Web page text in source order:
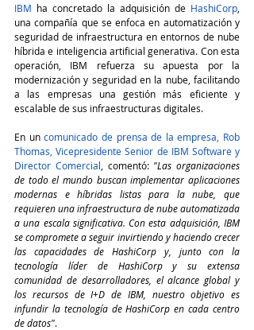
IBM ha concretado la adquisición de HashiCorp
una compañía que se enfoca en automatización y
seguridad de infraestructura en entornos de nube
híbrida e inteligencia artificial generativa. Con esta
operación, IBM refuerza su apuesta por la
modernización y seguridad en la nube, facilitando
a las empresas una gestión más eficiente y
escalable de sus infraestructuras digitales.
En un comunicado de prensa de la empresa
Rob
Thomas, Vicepresidente Senior de IBM Software y
Director Comercial , comentó: "Las organizaciones
de todo el mundo buscan implementar aplicaciones
modernas e híbridas listas para la nube, que
requieren una infraestructura de nube automatizada
a una escala significativa. Con esta adquisición, IBM
se compromete a seguir invirtiendo y haciendo crecer
las capacidades de HashiCorp y, junto con la
tecnología líder de HashiCorp y su extensa
comunidad de desarrolladores, el alcance global y
los recursos de I+D de IBM, nuestro objetivo es
infundir la tecnología de HashiCorp en cada centro
de datos".